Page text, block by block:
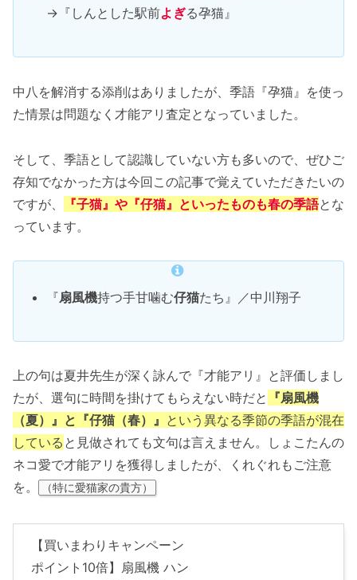
→『しんとした駅前よぎる孕猫』
中八を解消する添削はありましたが、季語『孕猫』を使っ
た情景は問題なく才能アリ査定となっていました。
そして、季語として認識していない方も多いので、ぜひご
存知でなかった方は今回この記事で覚えていただきたいの
ですが、
『子猫』や『仔猫』といったものも春の季語とな
っています。
『扇風機持つ手甘噛む仔猫たち』／中川翔子
上の句は夏井先生が深く詠んで『才能アリ』と評価しまし
たが、選句に時間を掛けてもらえない時だと 『扇風機
（夏）』と『仔猫（春）』 という異なる季節の季語が混在
している と見做されても文句は言えません。しょこたんの
ネコ愛で才能アリを獲得しましたが、くれぐれもご注意
を。
（特に愛猫家の貴方）
【買いまわりキャンペーン
ポイント10倍】扇風機 ハン